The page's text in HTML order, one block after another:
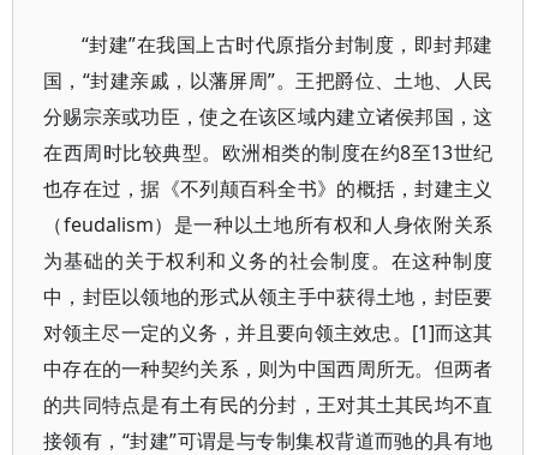
“封建”在我国上古时代原指分封制度，即封邦建
国，“封建亲戚，以藩屏周”。王把爵位、土地、人民
分赐宗亲或功臣，使之在该区域内建立诸侯邦国，这
在西周时比较典型。欧洲相类的制度在约8至13世纪
也存在过，据《不列颠百科全书》的概括，封建主义
（feudalism）是一种以土地所有权和人身依附关系
为基础的关于权利和义务的社会制度。在这种制度
中，封臣以领地的形式从领主手中获得土地，封臣要
对领主尽一定的义务，并且要向领主效忠。[1]而这其
中存在的一种契约关系，则为中国西周所无。但两者
的共同特点是有土有民的分封，王对其土其民均不直
接领有，“封建”可谓是与专制集权背道而驰的具有地